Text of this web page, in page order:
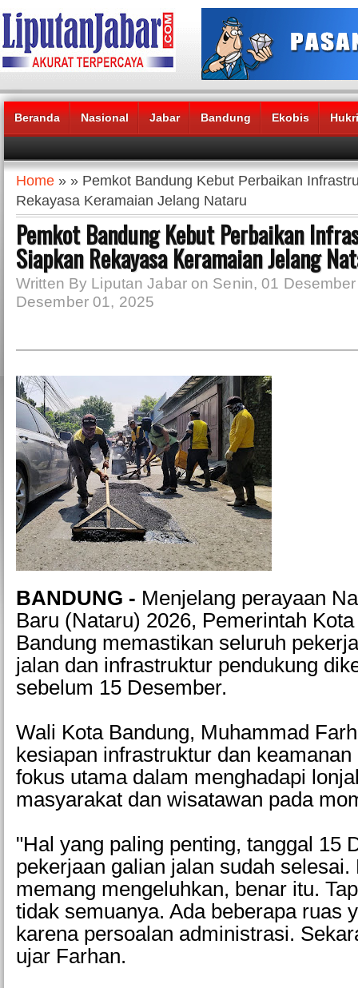
Beranda Nasional Jabar Bandung Ekobis
Headlines News :
Home » » Pemkot Bandung Kebut Perbaikan
Rekayasa Keramaian Jelang Nataru
Pemkot Bandung Kebut Perbaikan
Siapkan Rekayasa Keramaian Jelang
Written By Liputan Jabar on Senin, 01
Desember 01, 2025
BANDUNG - Menjelang perayaan
Baru (Nataru) 2026, Pemerintah
Bandung memastikan seluruh
jalan dan infrastruktur pendukung
sebelum 15 Desember.
Wali Kota Bandung, Muhammad
kesiapan infrastruktur dan
fokus utama dalam menghadapi
masyarakat dan wisatawan pada
"Hal yang paling penting, tanggal 15
pekerjaan galian jalan sudah selesai.
memang mengeluhkan, benar itu.
tidak semuanya. Ada beberapa ruas
karena persoalan administrasi.
ujar Farhan.